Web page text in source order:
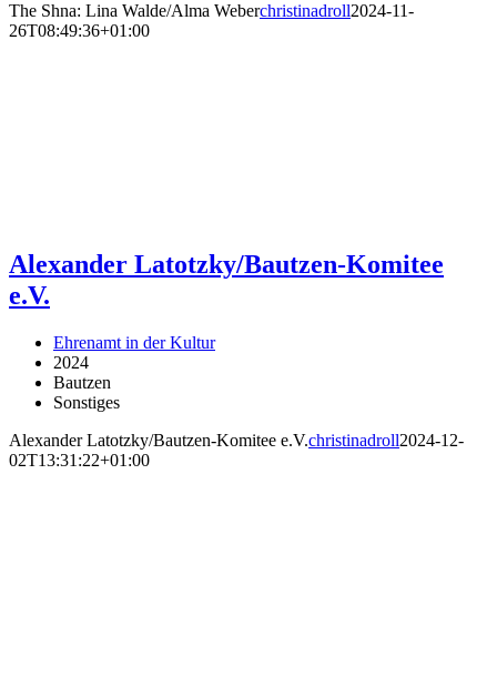
The Shna: Lina Walde/Alma Weberchristinadroll2024-11-
26T08:49:36+01:00
Alexander Latotzky/Bautzen-Komitee
e.V.
Ehrenamt in der Kultur
2024
Bautzen
Sonstiges
Alexander Latotzky/Bautzen-Komitee e.V.christinadroll2024-12-
02T13:31:22+01:00